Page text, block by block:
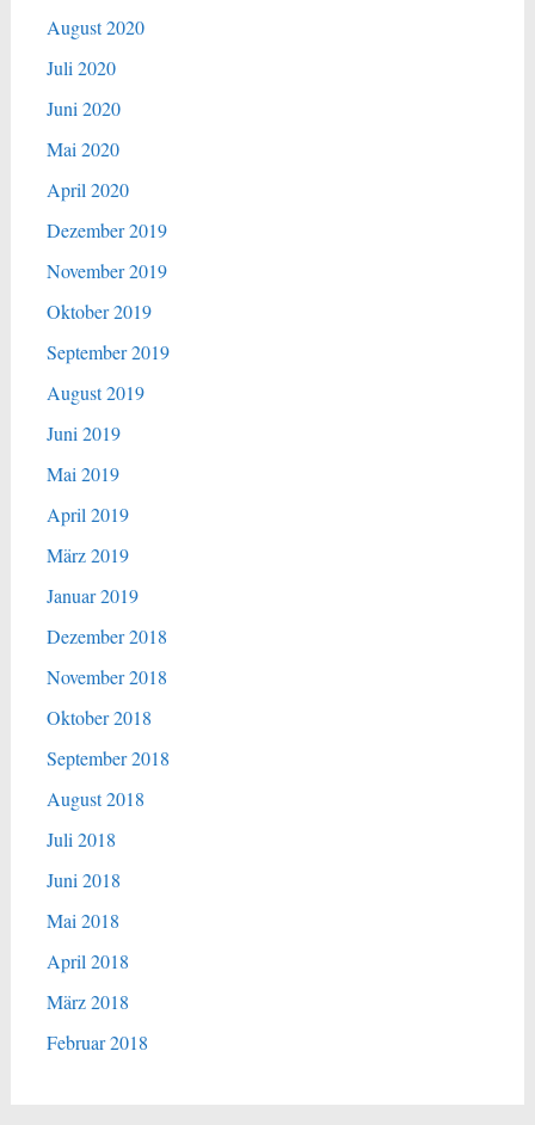
August 2020
Juli 2020
Juni 2020
Mai 2020
April 2020
Dezember 2019
November 2019
Oktober 2019
September 2019
August 2019
Juni 2019
Mai 2019
April 2019
März 2019
Januar 2019
Dezember 2018
November 2018
Oktober 2018
September 2018
August 2018
Juli 2018
Juni 2018
Mai 2018
April 2018
März 2018
Februar 2018